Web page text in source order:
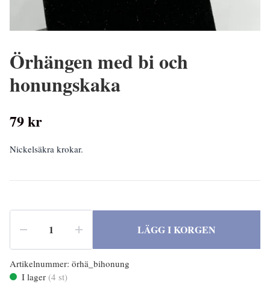
Örhängen med bi och
honungskaka
79 kr
Nickelsäkra krokar.
LÄGG I KORGEN
Artikelnummer: örhä_bihonung
I lager (4 st)